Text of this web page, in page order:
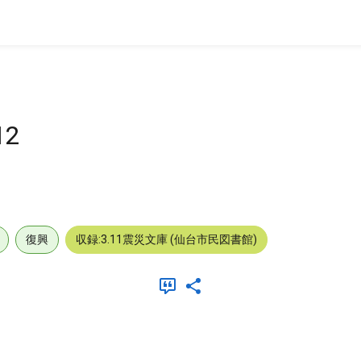
復興 収録:3.11震災文庫 (仙台市民図書館)